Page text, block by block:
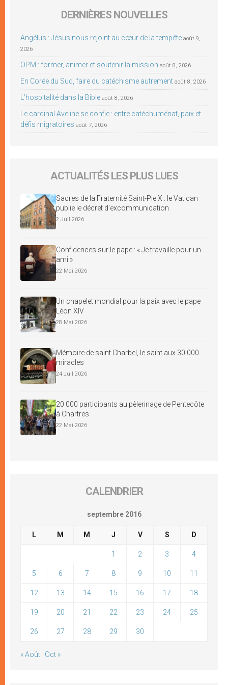
DERNIÈRES NOUVELLES
Angélus : Jésus nous rejoint au cœur de la tempête août 9,
2026
OPM : former, animer et soutenir la mission août 8, 2026
En Corée du Sud, faire du catéchisme autrement août 8, 2026
L’hospitalité dans la Bible août 8, 2026
Le cardinal Aveline se confie : entre catéchuménat, paix et
défis migratoires août 7, 2026
ACTUALITÉS LES PLUS LUES
Sacres de la Fraternité Saint-Pie X : le Vatican
publie le décret d’excommunication
2 Juil 2026
Confidences sur le pape : « Je travaille pour un
ami »
22 Mai 2026
Un chapelet mondial pour la paix avec le pape
Léon XIV
28 Mai 2026
Mémoire de saint Charbel, le saint aux 30 000
miracles
24 Juil 2026
20 000 participants au pèlerinage de Pentecôte
à Chartres
22 Mai 2026
CALENDRIER
septembre 2016
L M M J V S D
1 2 3 4
5 6 7 8 9 10 11
12 13 14 15 16 17 18
19 20 21 22 23 24 25
26 27 28 29 30
« Août Oct »